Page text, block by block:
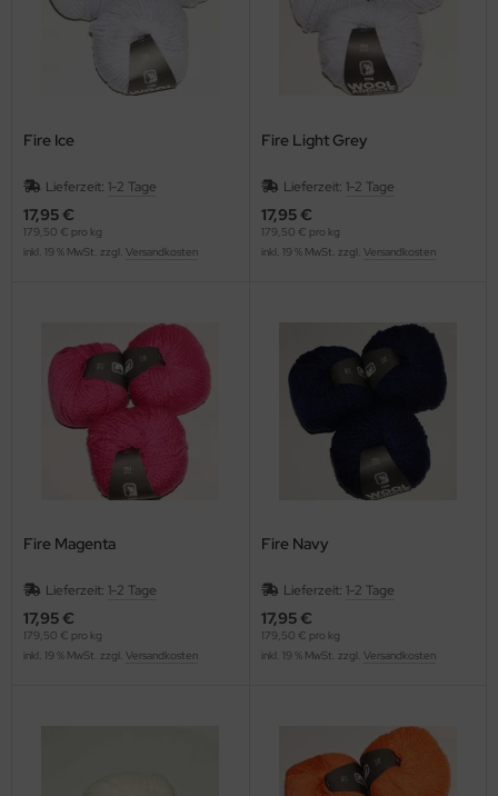
Fire Ice
Lieferzeit: 1-2 Tage
17,95 €
179,50 € pro kg
inkl. 19 % MwSt. zzgl. Versandkosten
Fire Light Grey
Lieferzeit: 1-2 Tage
17,95 €
179,50 € pro kg
inkl. 19 % MwSt. zzgl. Versandkosten
Fire Magenta
Lieferzeit: 1-2 Tage
17,95 €
179,50 € pro kg
inkl. 19 % MwSt. zzgl. Versandkosten
Fire Navy
Lieferzeit: 1-2 Tage
17,95 €
179,50 € pro kg
inkl. 19 % MwSt. zzgl. Versandkosten